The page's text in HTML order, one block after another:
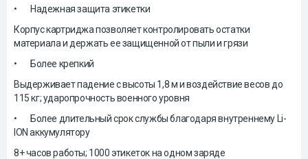
•
Надежная защита этикетки
Корпус картриджа позволяет контролировать остатки
материала и держать ее защищенной от пыли и грязи
•
Более крепкий
Выдерживает падение с высоты 1,8 м и воздействие весов до
115 кг; ударопрочность военного уровня
•
Более длительный срок службы благодаря внутреннему Li-
ION аккумулятору
8+ часов работы; 1000 этикеток на одном заряде